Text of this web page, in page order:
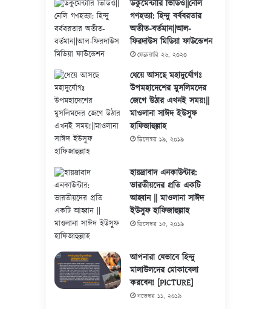
ডকুমেন্টারি ভিডিও||নেলি
গণহত্যা: হিন্দু বর্ববরতার
অতীত-বর্তমান||আল-
ফিরদাউস মিডিয়া ফাউন্ডেশন
ফেব্রুয়ারি ২৬, ২০২০
ধেয়ে আসছে মহাদুর্যোগঃ
উপমহাদেশের মুসলিমদের
জেগে উঠার এখনই সময়!||
মাওলানা সাঈদ ইউসুফ
হাফিজাহুল্লাহ
ডিসেম্বর ১৯, ২০১৯
হায়দ্রাবাদ এনকাউন্টার:
ভারতীয়দের প্রতি একটি
আহ্বান || মাওলানা সাঈদ
ইউসুফ হাফিজাহুল্লাহ
ডিসেম্বর ১৫, ২০১৯
আপনারা যেভাবে হিন্দু
মালাউলদের মোকাবেলা
করবেন! [PICTURE]
নভেম্বর ১১, ২০১৯